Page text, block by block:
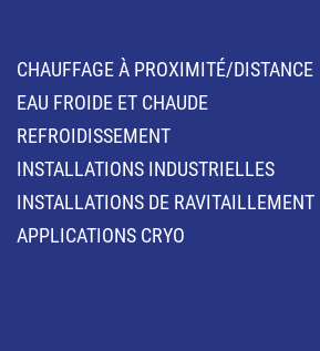
CHAUFFAGE À PROXIMITÉ/DISTANCE
EAU FROIDE ET CHAUDE
REFROIDISSEMENT
INSTALLATIONS INDUSTRIELLES
INSTALLATIONS DE RAVITAILLEMENT
APPLICATIONS CRYO